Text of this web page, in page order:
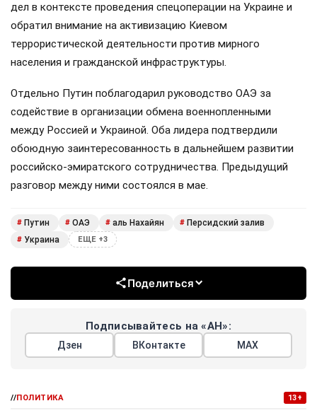
дел в контексте проведения спецоперации на Украине и
обратил внимание на активизацию Киевом
террористической деятельности против мирного
населения и гражданской инфраструктуры.
Отдельно Путин поблагодарил руководство ОАЭ за
содействие в организации обмена военнопленными
между Россией и Украиной. Оба лидера подтвердили
обоюдную заинтересованность в дальнейшем развитии
российско-эмиратского сотрудничества. Предыдущий
разговор между ними состоялся в мае.
# Путин # ОАЭ # аль Нахайян # Персидский залив
# Украина ЕЩЕ +3
Поделиться
Подписывайтесь на «АН»:
Дзен ВКонтакте МАХ
//ПОЛИТИКА 13+